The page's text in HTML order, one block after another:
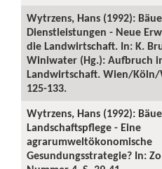
Wytrzens, Hans (1992):
Dienstleistungen - Neue
die Landwirtschaft. In: K.
Winiwater (Hg.): Aufbruch
Landwirtschaft. Wien/Köln/
125-133.
Wytrzens, Hans (1992):
Landschaftspflege - Eine
agrarumweltökonomische
Gesundungsstrategie? In: